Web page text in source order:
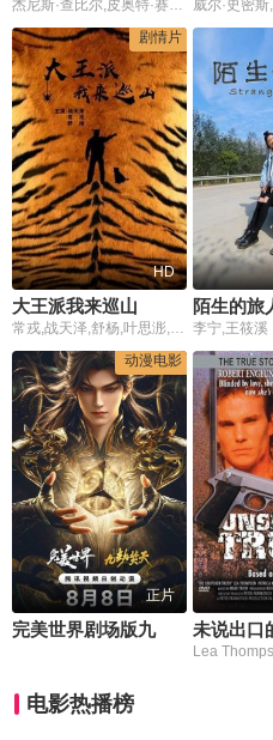
杰尼斯·查比尔,皮奥特·赛尔沃斯,赛巴斯汀·法比杰斯基,安德烈·格拉博夫斯基,阿格涅兹卡·格罗乔斯卡,Edyta Herbus,克里斯提娜·杨达,Adrian Klos,安东尼·克里科夫斯基,玛格达莱娜·朗帕斯卡,厄克·卢博斯,大卫·奥格尼克,茱莉亚·维尼瓦-纳基维奇,托马斯·洛索
剧情片
HD
大王派我来巡山
常戎,战天泽,舒杨,叶思浵,艾东,万弘杰
陌生的旅
李宁,王筱溪
动漫电影
正片
​完美世界剧场版九劫焚天​ 未说出口
电影热播榜